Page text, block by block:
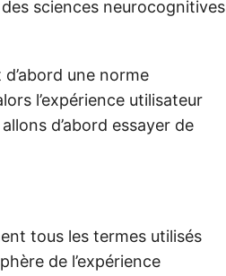
sciences neurocognitives
une norme
l’expérience utilisateur
d’abord essayer de
tous les termes utilisés
de l’expérience